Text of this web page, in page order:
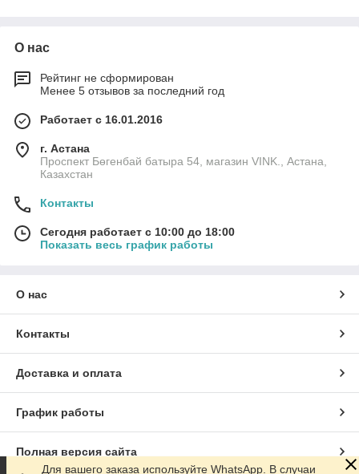
О нас
Рейтинг не сформирован
Менее 5 отзывов за последний год
Работает с 16.01.2016
г. Астана
Проспект Бөгенбай батыра 54, магазин VINK., Астана,
Казахстан
Контакты
Сегодня работает с 10:00 до 18:00
Показать весь график работы
О нас
Контакты
Доставка и оплата
График работы
Полная версия сайта
Для вашего заказа используйте WhatsApp. В случаи